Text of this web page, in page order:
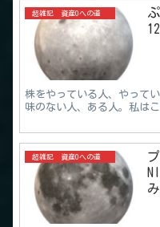
超雑記 資産0への道
株をやっている人、やって
味のない人、ある人。私は
超雑記 資産0への道